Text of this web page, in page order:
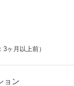
3ヶ月以上前）
ョン